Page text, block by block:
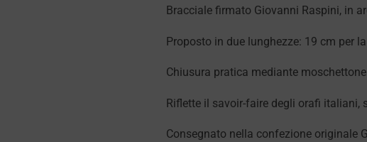
Bracciale firmato Giovanni Raspini, in
Proposto in due lunghezze: 19 cm per
Chiusura pratica mediante
Riflette il savoir-faire degli orafi italiani,
Consegnato nella confezione originale